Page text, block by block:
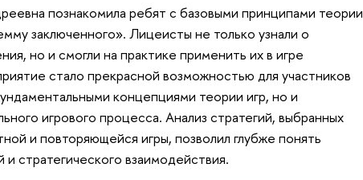
познакомила ребят с базовыми принципами теории
заключенного». Лицеисты не только узнали о
но и смогли на практике применить их в игре
стало прекрасной возможностью для участников
концепциями теории игр, но и
игрового процесса. Анализ стратегий, выбранных
и повторяющейся игры, позволил глубже понять
стратегического взаимодействия.